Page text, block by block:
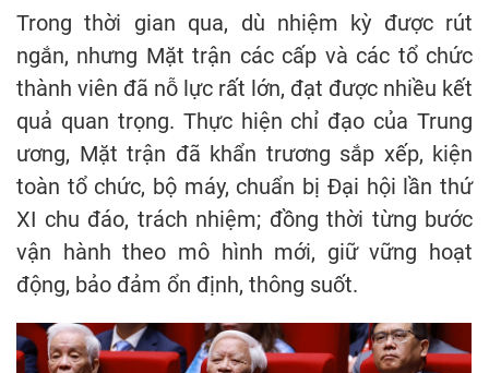
Trong thời gian qua, dù nhiệm kỳ được rút
ngắn, nhưng Mặt trận các cấp và các tổ chức
thành viên đã nỗ lực rất lớn, đạt được nhiều kết
quả quan trọng. Thực hiện chỉ đạo của Trung
ương, Mặt trận đã khẩn trương sắp xếp, kiện
toàn tổ chức, bộ máy, chuẩn bị Đại hội lần thứ
XI chu đáo, trách nhiệm; đồng thời từng bước
vận hành theo mô hình mới, giữ vững hoạt
động, bảo đảm ổn định, thông suốt.